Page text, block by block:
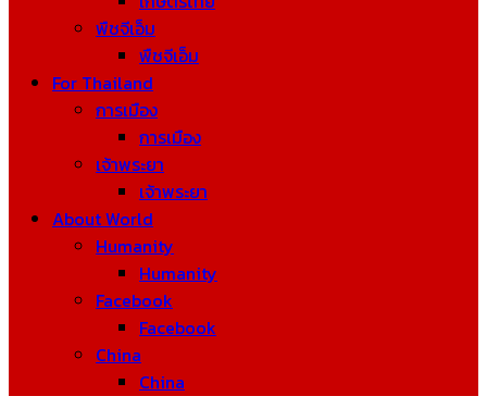
พืชจีเอ็ม
พืชจีเอ็ม
For Thailand
การเมือง
การเมือง
เจ้าพระยา
เจ้าพระยา
About World
Humanity
Humanity
Facebook
Facebook
China
China